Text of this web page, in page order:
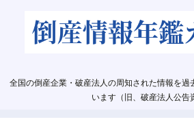
全国の倒産企業・破産法人の周知された情報を過
います（旧、破産法人公告